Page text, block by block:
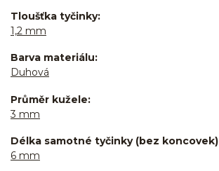
Tloušťka tyčinky
1,2 mm
Barva materiálu
Duhová
Průměr kužele
3 mm
Délka samotné tyčinky (bez koncovek)
6 mm